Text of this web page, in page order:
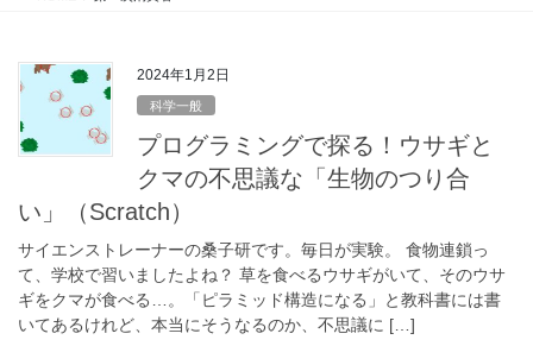
2024年1月2日
科学一般
プログラミングで探る！ウサギと
クマの不思議な「生物のつり合
い」（Scratch）
サイエンストレーナーの桑子研です。毎日が実験。 食物連鎖っ
て、学校で習いましたよね？ 草を食べるウサギがいて、そのウサ
ギをクマが食べる…。「ピラミッド構造になる」と教科書には書
いてあるけれど、本当にそうなるのか、不思議に […]